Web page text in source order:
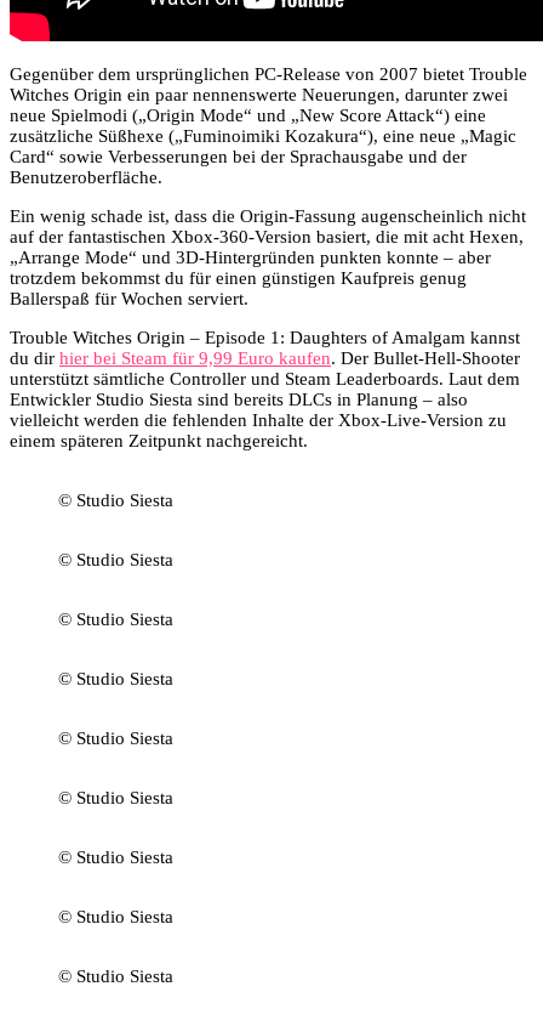
Gegenüber dem ursprünglichen PC-Release von 2007 bietet Trouble
Witches Origin ein paar nennenswerte Neuerungen, darunter zwei
neue Spielmodi („Origin Mode“ und „New Score Attack“) eine
zusätzliche Süßhexe („Fuminoimiki Kozakura“), eine neue „Magic
Card“ sowie Verbesserungen bei der Sprachausgabe und der
Benutzeroberfläche.
Ein wenig schade ist, dass die Origin-Fassung augenscheinlich nicht
auf der fantastischen Xbox-360-Version basiert, die mit acht Hexen,
„Arrange Mode“ und 3D-Hintergründen punkten konnte – aber
trotzdem bekommst du für einen günstigen Kaufpreis genug
Ballerspaß für Wochen serviert.
Trouble Witches Origin – Episode 1: Daughters of Amalgam kannst
du dir hier bei Steam für 9,99 Euro kaufen. Der Bullet-Hell-Shooter
unterstützt sämtliche Controller und Steam Leaderboards. Laut dem
Entwickler Studio Siesta sind bereits DLCs in Planung – also
vielleicht werden die fehlenden Inhalte der Xbox-Live-Version zu
einem späteren Zeitpunkt nachgereicht.
© Studio Siesta
© Studio Siesta
© Studio Siesta
© Studio Siesta
© Studio Siesta
© Studio Siesta
© Studio Siesta
© Studio Siesta
© Studio Siesta